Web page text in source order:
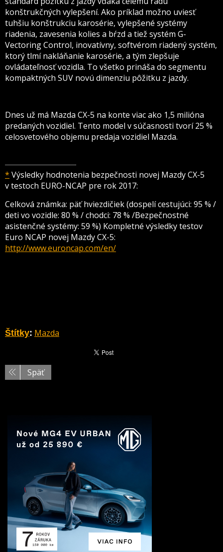
konštrukčných vylepšení. Ako príklad možno uviesť
tuhšiu konštrukciu karosérie, vylepšené systémy
riadenia, zavesenia kolies a bŕzd a tiež systém G-
Vectoring Control, inovatívny, softvérom riadený systém,
ktorý tlmí nakláňanie karosérie, a tým zlepšuje
ovládateľnosť vozidla. To všetko prináša do segmentu
kompaktných SUV novú dimenziu pôžitku z jazdy.
Dnes už má Mazda CX-5 na konte viac ako 1,5 milióna
predaných vozidiel. Tento model v súčasnosti tvorí 25 %
celosvetového objemu predaja vozidiel Mazda.
* Výsledky hodnotenia bezpečnosti novej Mazdy CX-5
v testoch EURO-NCAP pre rok 2017:
Celková známka: päť hviezdičiek (dospelí cestujúci: 95 % /
deti vo vozidle: 80 % / chodci: 78 % /Bezpečnostné
asistenčné systémy: 59 %) Kompletné výsledky testov
Euro NCAP novej Mazdy CX-5:
http://www.euroncap.com/en/
Štítky: Mazda
Späť